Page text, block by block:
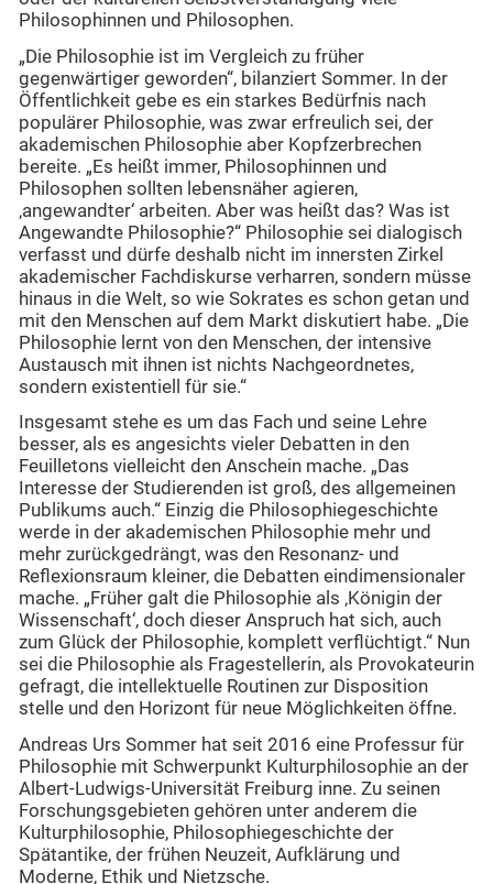
Philosophinnen und Philosophen.
„Die Philosophie ist im Vergleich zu früher
gegenwärtiger geworden“, bilanziert Sommer. In der
Öffentlichkeit gebe es ein starkes Bedürfnis nach
populärer Philosophie, was zwar erfreulich sei, der
akademischen Philosophie aber Kopfzerbrechen
bereite. „Es heißt immer, Philosophinnen und
Philosophen sollten lebensnäher agieren,
‚angewandter‘ arbeiten. Aber was heißt das? Was ist
Angewandte Philosophie?“ Philosophie sei dialogisch
verfasst und dürfe deshalb nicht im innersten Zirkel
akademischer Fachdiskurse verharren, sondern müsse
hinaus in die Welt, so wie Sokrates es schon getan und
mit den Menschen auf dem Markt diskutiert habe. „Die
Philosophie lernt von den Menschen, der intensive
Austausch mit ihnen ist nichts Nachgeordnetes,
sondern existentiell für sie.“
Insgesamt stehe es um das Fach und seine Lehre
besser, als es angesichts vieler Debatten in den
Feuilletons vielleicht den Anschein mache. „Das
Interesse der Studierenden ist groß, des allgemeinen
Publikums auch.“ Einzig die Philosophiegeschichte
werde in der akademischen Philosophie mehr und
mehr zurückgedrängt, was den Resonanz- und
Reflexionsraum kleiner, die Debatten eindimensionaler
mache. „Früher galt die Philosophie als ‚Königin der
Wissenschaft‘, doch dieser Anspruch hat sich, auch
zum Glück der Philosophie, komplett verflüchtigt.“ Nun
sei die Philosophie als Fragestellerin, als Provokateurin
gefragt, die intellektuelle Routinen zur Disposition
stelle und den Horizont für neue Möglichkeiten öffne.
Andreas Urs Sommer hat seit 2016 eine Professur für
Philosophie mit Schwerpunkt Kulturphilosophie an der
Albert-Ludwigs-Universität Freiburg inne. Zu seinen
Forschungsgebieten gehören unter anderem die
Kulturphilosophie, Philosophiegeschichte der
Spätantike, der frühen Neuzeit, Aufklärung und
Moderne, Ethik und Nietzsche.